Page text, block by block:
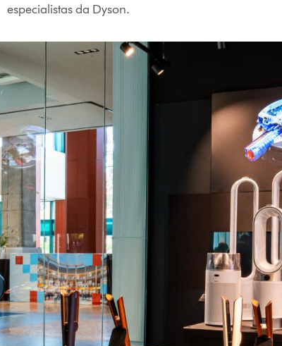
especialistas da Dyson.